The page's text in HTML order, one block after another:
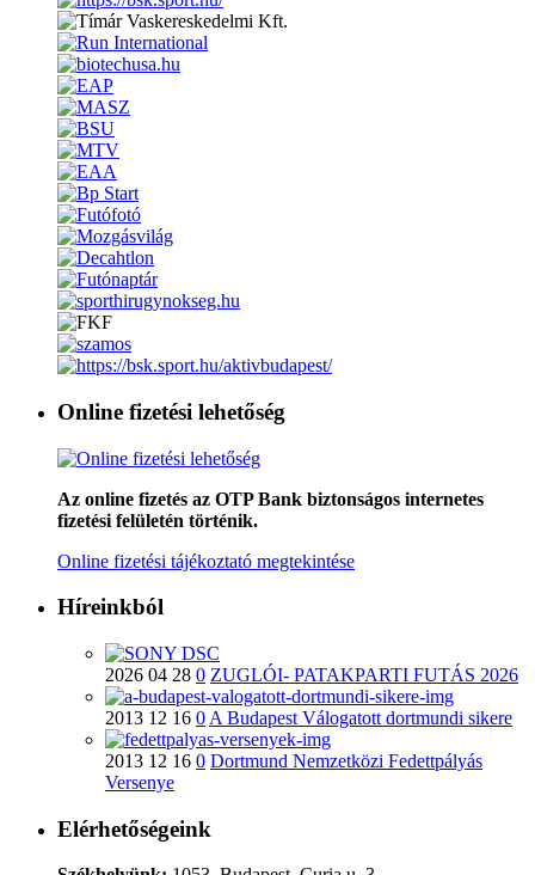
Online fizetési lehetőség
Az online fizetés az OTP Bank biztonságos internetes
fizetési felületén történik.
Online fizetési tájékoztató megtekintése
Híreinkból
2026 04 28 0 ZUGLÓI- PATAKPARTI FUTÁS 2026
2013 12 16 0 A Budapest Válogatott dortmundi sikere
2013 12 16 0 Dortmund Nemzetközi Fedettpályás
Versenye
Elérhetőségeink